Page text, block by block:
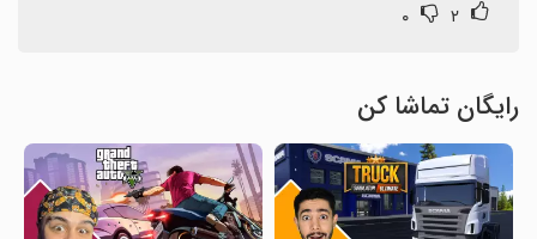
۲ ۰
رایگان تماشا کن